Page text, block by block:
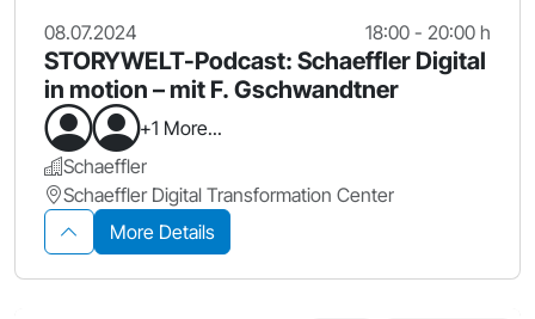
08.07.2024 18:00 - 20:00 h
STORYWELT-Podcast: Schaeffler Digital
in motion – mit F. Gschwandtner
+1 More...
Schaeffler
Schaeffler Digital Transformation Center
More Details